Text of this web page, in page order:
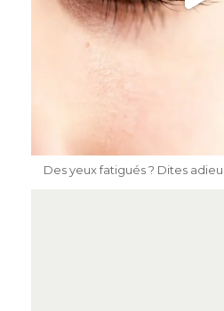
Des yeux fatigués ? Dites